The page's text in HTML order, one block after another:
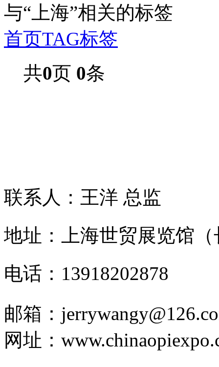
与“上海”相关的标签
首页TAG标签
共0页 0条
联系人：王洋 总监
地址：上海世贸展览馆
电话：13918202878
邮箱：
网址：